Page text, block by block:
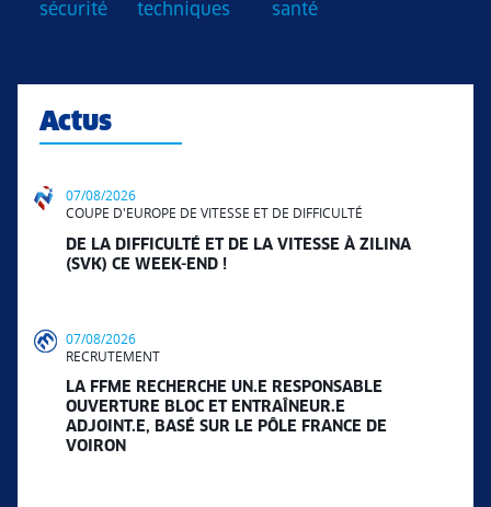
sécurité
techniques
santé
Actus
07/08/2026
COUPE D'EUROPE DE VITESSE ET DE DIFFICULTÉ
DE LA DIFFICULTÉ ET DE LA VITESSE À ZILINA
(SVK) CE WEEK-END !
07/08/2026
RECRUTEMENT
LA FFME RECHERCHE UN.E RESPONSABLE
OUVERTURE BLOC ET ENTRAÎNEUR.E
ADJOINT.E, BASÉ SUR LE PÔLE FRANCE DE
VOIRON